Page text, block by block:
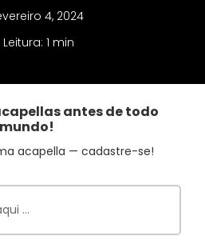
4, 2024
Leitura: 1 min
antes de todo
mundo!
acapella — cadastre-se!